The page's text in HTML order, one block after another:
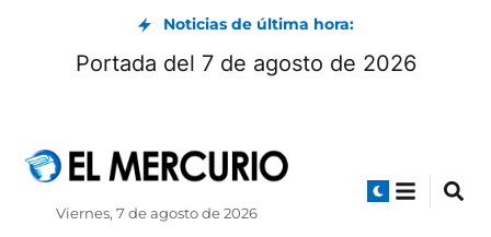
Noticias de última hora:
Portada del 7 de agosto de 2026
Viernes, 7 de agosto de 2026